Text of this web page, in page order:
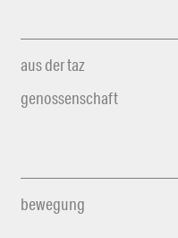
aus der taz
genossenschaft
bewegung